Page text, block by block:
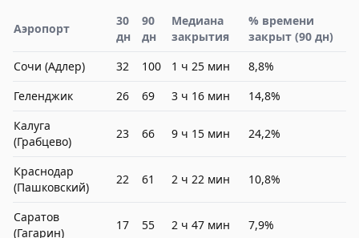
Аэропорт
30
дн
90
дн
Медиана
закрытия
% времени
закрыт (90 дн)
Сочи (Адлер)
32 100 1 ч 25 мин
8,8%
Геленджик
26 69 3 ч 16 мин
14,8%
Калуга
(Грабцево)
23 66 9 ч 15 мин 24,2%
Краснодар
(Пашковский)
22 61 2 ч 22 мин 10,8%
Саратов
(Гагарин)
17 55 2 ч 47 мин 7,9%